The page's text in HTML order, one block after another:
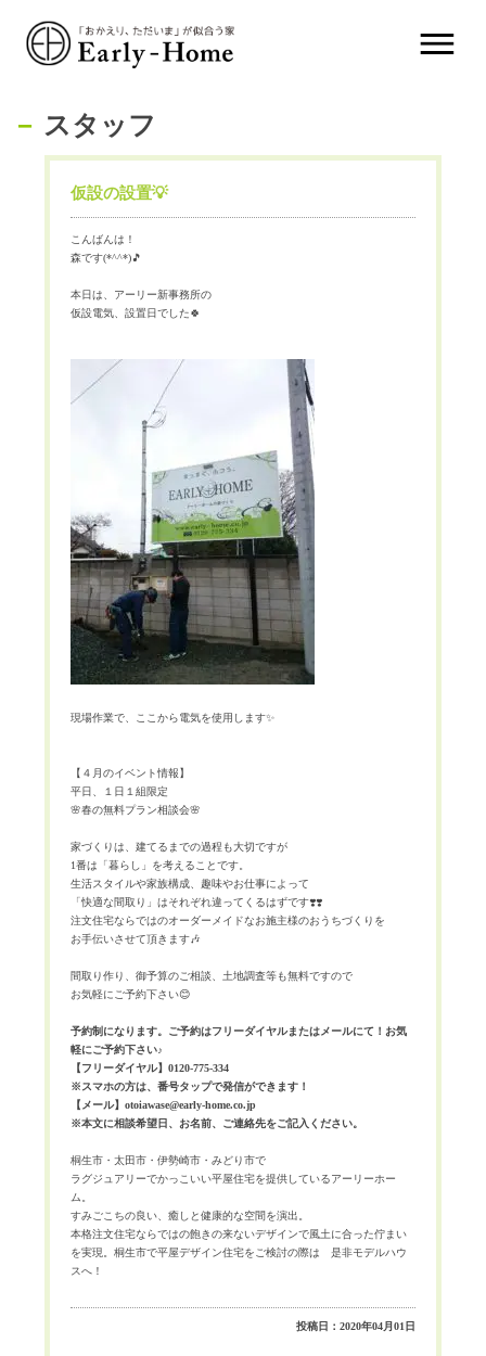
スタッフ
仮設の設置💡
こんばんは！
森です(*^^*)🎵
本日は、アーリー新事務所の
仮設電気、設置日でした🍀
現場作業で、ここから電気を使用します✨
【４月のイベント情報】
平日、１日１組限定
🌸春の無料プラン相談会🌸
家づくりは、建てるまでの過程も大切ですが
1番は「暮らし」を考えることです。
生活スタイルや家族構成、趣味やお仕事によって
「快適な間取り」はそれぞれ違ってくるはずです❣️❣️
注文住宅ならではのオーダーメイドなお施主様のおうちづくりを
お手伝いさせて頂きます🎶
間取り作り、御予算のご相談、土地調査等も無料ですので
お気軽にご予約下さい😊
予約制になります。ご予約はフリーダイヤルまたはメールにて！お気
軽にご予約下さい♪
【フリーダイヤル】0120-775-334
※スマホの方は、番号タップで発信ができます！
【メール】otoiawase@early-home.co.jp
※本文に相談希望日、お名前、ご連絡先をご記入ください。
桐生市・太田市・伊勢崎市・みどり市で
ラグジュアリーでかっこいい平屋住宅を提供しているアーリーホー
ム。
すみごこちの良い、癒しと健康的な空間を演出。
本格注文住宅ならではの飽きの来ないデザインで風土に合った佇まい
を実現。桐生市で平屋デザイン住宅をご検討の際は 是非モデルハウ
スへ！
投稿日：2020年04月01日